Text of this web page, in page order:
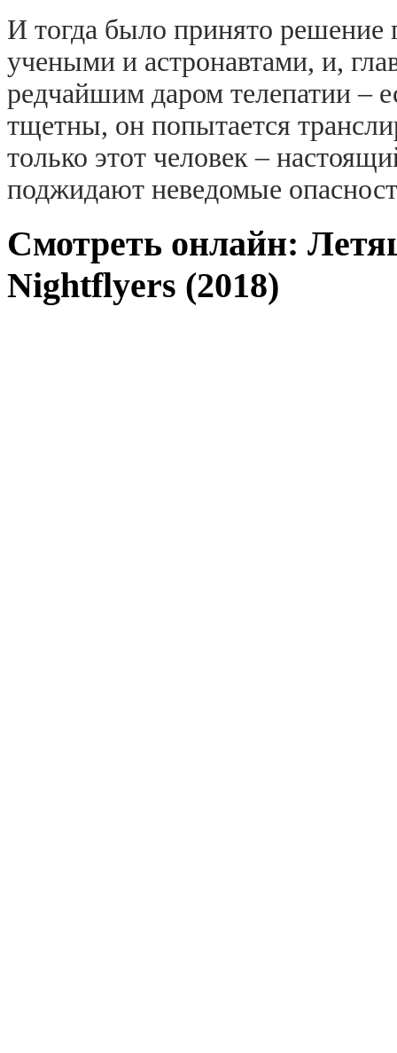
И тогда было принято решение
учеными и астронавтами, и,
редчайшим даром телепатии –
тщетны, он попытается
только этот человек –
поджидают неведомые
Смотреть онлайн:
Nightflyers (2018)